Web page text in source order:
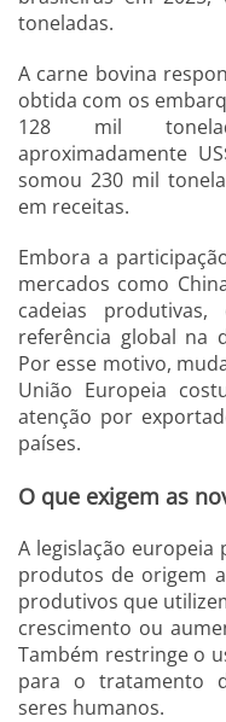
toneladas.
A carne bovina
obtida com os
128 mil
aproximadamente
somou 230 mil
em receitas.
Embora a
mercados como
cadeias
referência global na
Por esse motivo,
União Europeia
atenção por
países.
O que exigem as
A legislação
produtos de origem
produtivos que
crescimento ou
Também restringe o
para o tratamento
seres humanos.